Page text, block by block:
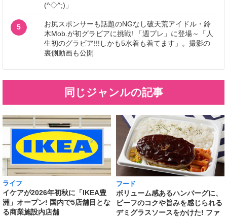
(^◇^;)」
5
お尻スポンサーも話題のNGなし破天荒アイドル・鈴
木Mob.が初グラビアに挑戦! 「週プレ」に登場～「人
生初のグラビア!!!しかも5水着も着てます」。撮影の
裏側動画も公開
同じジャンルの記事
ライフ
イケアが2026年初秋に「IKEA豊
洲」オープン! 国内で5店舗目とな
る商業施設内店舗
フード
ボリューム感あるハンバーグに、
ビーフのコクや旨みを感じられる
デミグラスソースをかけた! ファ